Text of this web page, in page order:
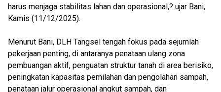
harus menjaga stabilitas lahan dan operasional,? ujar Bani,
Kamis (11/12/2025).
Menurut Bani, DLH Tangsel tengah fokus pada sejumlah
pekerjaan penting, di antaranya penataan ulang zona
pembuangan aktif, penguatan struktur tanah di area berisiko,
peningkatan kapasitas pemilahan dan pengolahan sampah,
penataan jalur operasional angkut sampah, dan